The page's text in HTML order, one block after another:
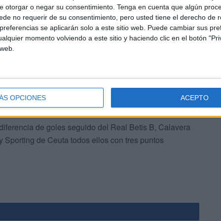
otorgar o negar su consentimiento. Tenga en cuenta que algún
no requerir de su consentimiento, pero usted tiene el derecho de
se aplicarán solo a este sitio web. Puede cambiar sus
momento volviendo a este sitio y haciendo clic en el botón
OPCIONES ACEPTO
se produjo en el enfrentamiento entre el CMD San
con 1-1 en el marcador.
de goles seguido del Real Betis B, Calavera
de Ceuta todos ellos con tres puntos